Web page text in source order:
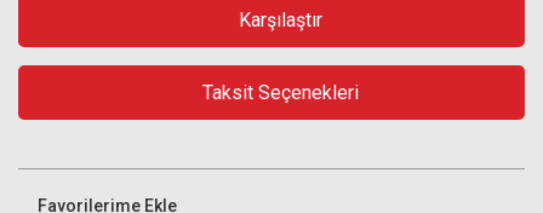
Karşılaştır
Taksit Seçenekleri